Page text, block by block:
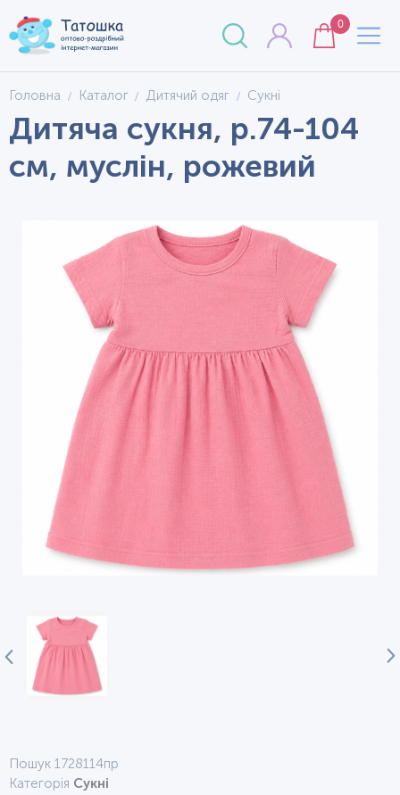
0
Головна Каталог Дитячий одяг Сукні
Дитяча сукня, р.74-104
см, муслін, рожевий
Пошук 1728114пр
Категорія Сукні